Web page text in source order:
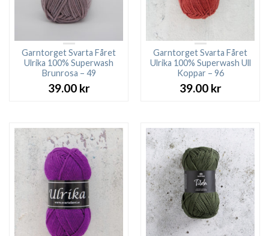
Garntorget Svarta Fåret
Ulrika 100% Superwash
Brunrosa – 49
39.00 kr
Garntorget Svarta Fåret
Ulrika 100% Superwash Ull
Koppar – 96
39.00 kr